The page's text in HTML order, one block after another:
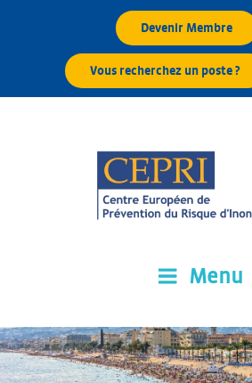
Devenir Membre
Vous recherchez un poste ?
Menu